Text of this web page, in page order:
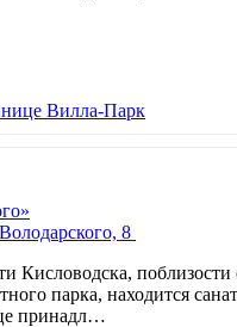
Вилла-Парк
8
Кисловодска, поблизости
парка, находится
принадл…